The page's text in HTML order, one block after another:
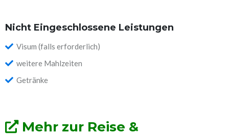
Nicht Eingeschlossene Leistungen
Visum (falls erforderlich)
weitere Mahlzeiten
Getränke
Mehr zur Reise &